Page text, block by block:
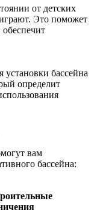
от детских
Это поможет
бассейна
определит
вам
бассейна: